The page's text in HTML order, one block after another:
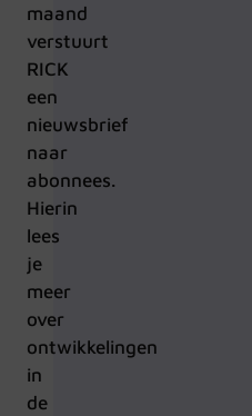
maand
verstuurt
RICK
een
nieuwsbrief
naar
abonnees.
Hierin
lees
je
meer
over
ontwikkelingen
in
de